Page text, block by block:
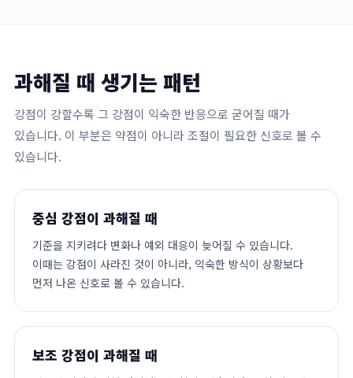
과해질 때 생기는 패턴
강점이 강할수록 그 강점이 익숙한 반응으로 굳어질 때가
있습니다. 이 부분은 약점이 아니라 조절이 필요한 신호로 볼 수
있습니다.
중심 강점이 과해질 때
기준을 지키려다 변화나 예외 대응이 늦어질 수 있습니다.
이때는 강점이 사라진 것이 아니라, 익숙한 방식이 상황보다
먼저 나온 신호로 볼 수 있습니다.
보조 강점이 과해질 때